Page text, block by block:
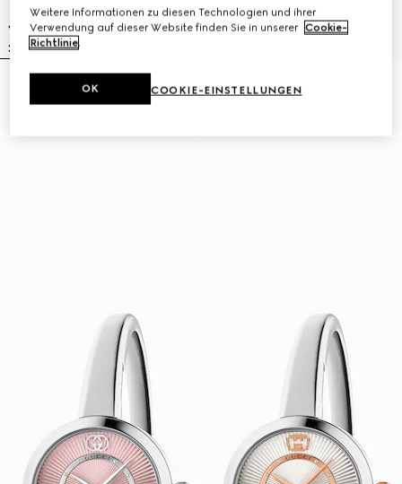
Gucci Horsebit Uhr, 27x23 mm
€ 1.900
Model 2000 Uhr, 24 mm
Weitere Informationen zu diesen Technologien und ihrer
Verwendung auf dieser Website finden Sie in unserer Cookie-
Richtlinie.
COOKIE-EINSTELLUNGEN
OK